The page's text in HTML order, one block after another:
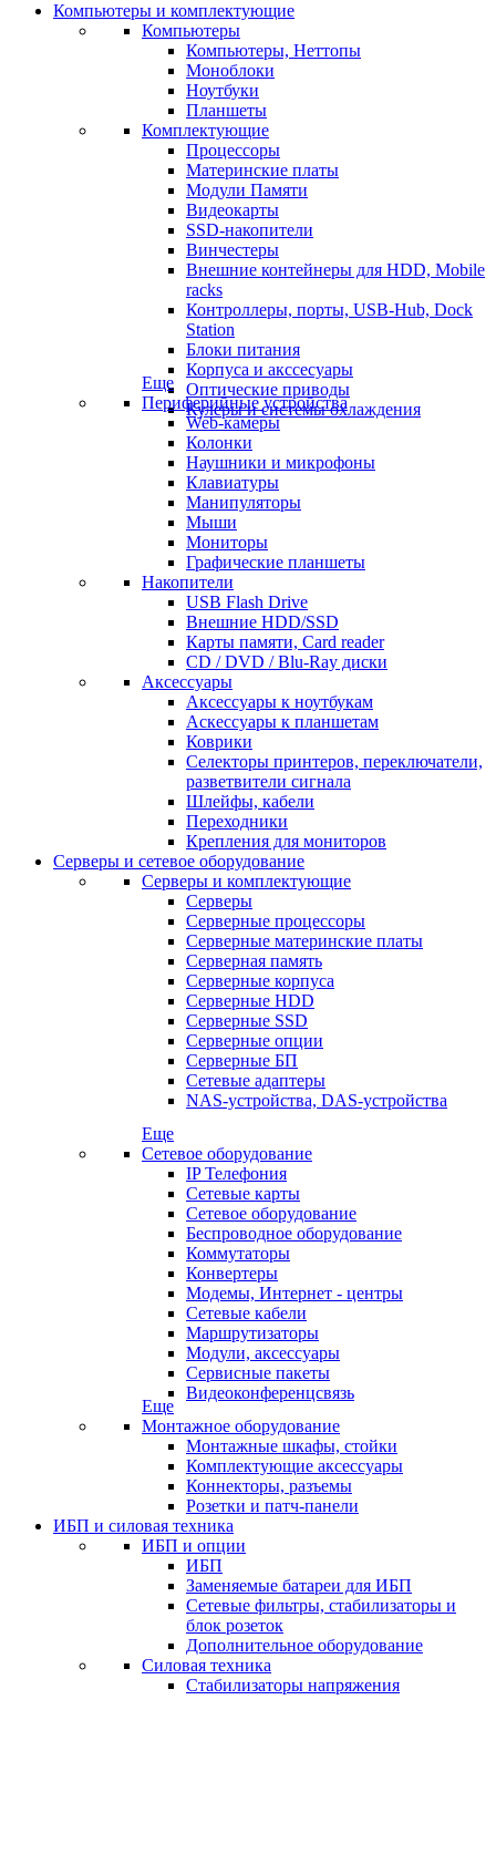
Компьютеры и комплектующие
Компьютеры
Компьютеры, Неттопы
Моноблоки
Ноутбуки
Планшеты
Комплектующие
Процессоры
Материнские платы
Модули Памяти
Видеокарты
SSD-накопители
Винчестеры
Внешние контейнеры для HDD, Mobile
racks
Контроллеры, порты, USB-Hub, Dock
Station
Блоки питания
Корпуса и акссесуары
Оптические приводы
Кулеры и системы охлаждения
Еще
Периферийные устройства
Web-камеры
Колонки
Наушники и микрофоны
Клавиатуры
Манипуляторы
Мыши
Мониторы
Графические планшеты
Накопители
USB Flash Drive
Внешние HDD/SSD
Карты памяти, Card reader
CD / DVD / Blu-Ray диски
Аксессуары
Аксессуары к ноутбукам
Аскессуары к планшетам
Коврики
Селекторы принтеров, переключатели,
разветвители сигнала
Шлейфы, кабели
Переходники
Крепления для мониторов
Серверы и сетевое оборудование
Серверы и комплектующие
Серверы
Серверные процессоры
Серверные материнские платы
Серверная память
Серверные корпуса
Серверные HDD
Серверные SSD
Серверные опции
Серверные БП
Сетевые адаптеры
NAS-устройства, DAS-устройства
Еще
Сетевое оборудование
IP Телефония
Сетевые карты
Сетевое оборудование
Беспроводное оборудование
Коммутаторы
Конвертеры
Модемы, Интернет - центры
Сетевые кабели
Маршрутизаторы
Модули, аксессуары
Сервисные пакеты
Видеоконференцсвязь
Еще
Монтажное оборудование
Монтажные шкафы, стойки
Комплектующие аксессуары
Коннекторы, разъемы
Розетки и патч-панели
ИБП и силовая техника
ИБП и опции
ИБП
Заменяемые батареи для ИБП
Сетевые фильтры, стабилизаторы и
блок розеток
Дополнительное оборудование
Силовая техника
Стабилизаторы напряжения